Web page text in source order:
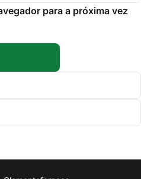
para a próxima vez